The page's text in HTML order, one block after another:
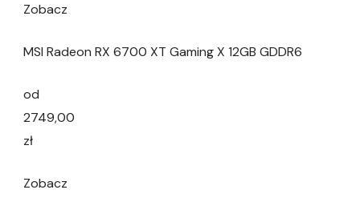
Zobacz
MSI Radeon RX 6700 XT Gaming X 12GB GDDR6
od
2749,00
zł
Zobacz